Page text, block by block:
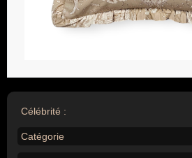
Célébrité :
Catégorie